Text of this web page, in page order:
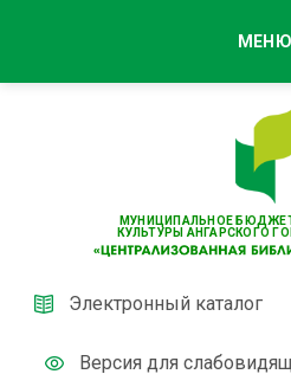
МУНИЦИПАЛЬНОЕ
КУЛЬТУРЫ АНГАРСКОГО
Электронный каталог
Версия для
МЕНЮ